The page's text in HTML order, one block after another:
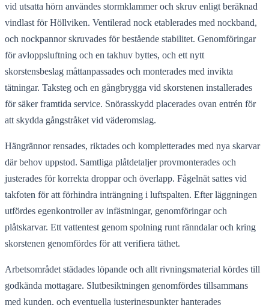
vid utsatta hörn användes stormklammer och skruv enligt beräknad
vindlast för Höllviken. Ventilerad nock etablerades med nockband,
och nockpannor skruvades för bestående stabilitet. Genomföringar
för avloppsluftning och en takhuv byttes, och ett nytt
skorstensbeslag måttanpassades och monterades med invikta
tätningar. Taksteg och en gångbrygga vid skorstenen installerades
för säker framtida service. Snörasskydd placerades ovan entrén för
att skydda gångstråket vid väderomslag.
Hängrännor rensades, riktades och kompletterades med nya skarvar
där behov uppstod. Samtliga plåtdetaljer provmonterades och
justerades för korrekta droppar och överlapp. Fågelnät sattes vid
takfoten för att förhindra inträngning i luftspalten. Efter läggningen
utfördes egenkontroller av infästningar, genomföringar och
plåtskarvar. Ett vattentest genom spolning runt ränndalar och kring
skorstenen genomfördes för att verifiera täthet.
Arbetsområdet städades löpande och allt rivningsmaterial kördes till
godkända mottagare. Slutbesiktningen genomfördes tillsammans
med kunden, och eventuella justeringspunkter hanterades